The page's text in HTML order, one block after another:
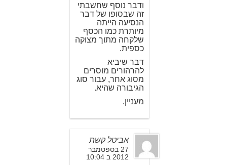
ודבר נוסף שחשבתי
זה שבסופו של דבר
הנסיעה הייתה
מיותרת כמו הכסף
שלקחה מתוך מצוקה
כספית.
דבר שיביא
להרהורים מוסרים
מסוג אחר, עבור סוג
הגיבורה שהיא.
מעניין.
אביטל קשת
27 בספטמבר
2012 ב 10:04